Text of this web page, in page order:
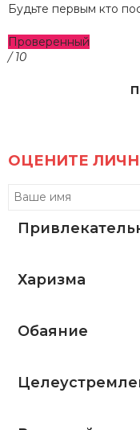
Будьте первым кто
Проверенный
/ 10
ОЦЕНИТЕ
Харизма
Обаяние